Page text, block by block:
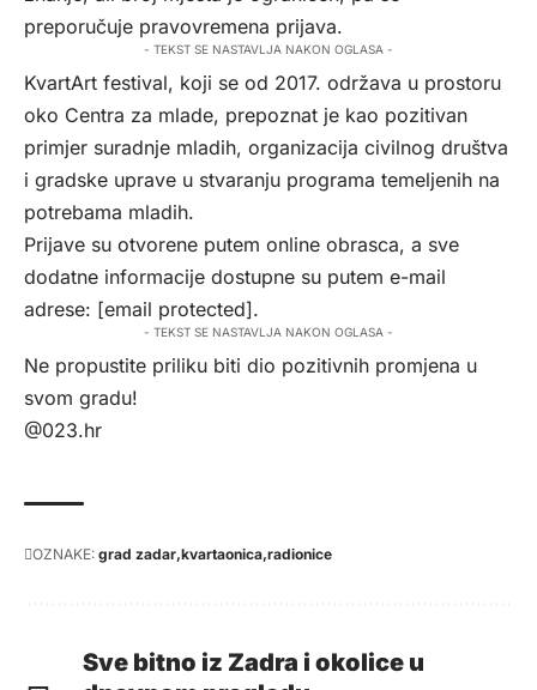
preporučuje pravovremena prijava.
- TEKST SE NASTAVLJA NAKON OGLASA -
KvartArt festival, koji se od 2017. održava u prostoru
oko Centra za mlade, prepoznat je kao pozitivan
primjer suradnje mladih, organizacija civilnog društva
i gradske uprave u stvaranju programa temeljenih na
potrebama mladih.
Prijave su otvorene putem online obrasca, a sve
dodatne informacije dostupne su putem e-mail
adrese: [email protected].
- TEKST SE NASTAVLJA NAKON OGLASA -
Ne propustite priliku biti dio pozitivnih promjena u
svom gradu!
@023.hr
OZNAKE: grad zadar kvartaonica radionice
Sve bitno iz Zadra i okolice u